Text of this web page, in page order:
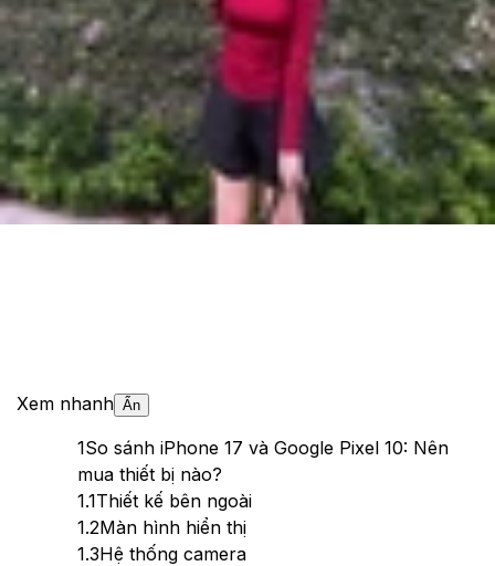
Anh Thư
Ngày đăng: 01/07/2025
Cập nhật:
01/07/2025
Theo dõi XTMobile trên
Xem nhanh Ẩn
1So sánh iPhone 17 và Google Pixel 10: Nên
mua thiết bị nào?
1.1Thiết kế bên ngoài
1.2Màn hình hiển thị
1.3Hệ thống camera